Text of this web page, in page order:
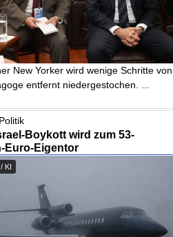
New Yorker wird wenige Schritte von
entfernt niedergestochen. ...
Boykott wird zum 53-
Euro-Eigentor
KI